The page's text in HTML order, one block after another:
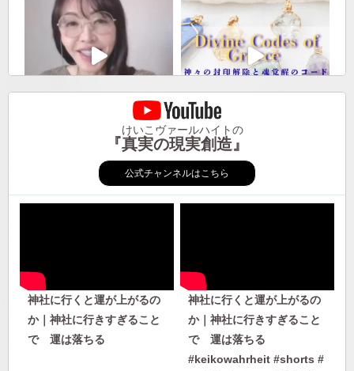
けいこヴァールハイトの
『真実の現実創造』
公式チャンネルはこちら
神社に行くと運が上がるの
か｜神社に行きすぎること
で 運は落ちる
神社に行くと運が上がるの
か｜神社に行きすぎること
で 運は落ちる
#keikowahrheit #shorts #